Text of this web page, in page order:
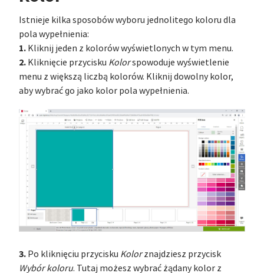
Istnieje kilka sposobów wyboru jednolitego koloru dla
pola wypełnienia:
1. Kliknij jeden z kolorów wyświetlonych w tym menu.
2. Kliknięcie przycisku Kolorspowoduje wyświetlenie
menu z większą liczbą kolorów. Kliknij dowolny kolor,
aby wybrać go jako kolor pola wypełnienia.
3. Po kliknięciu przycisku Kolorznajdziesz przycisk
Wybór koloru. Tutaj możesz wybrać żądany kolor z